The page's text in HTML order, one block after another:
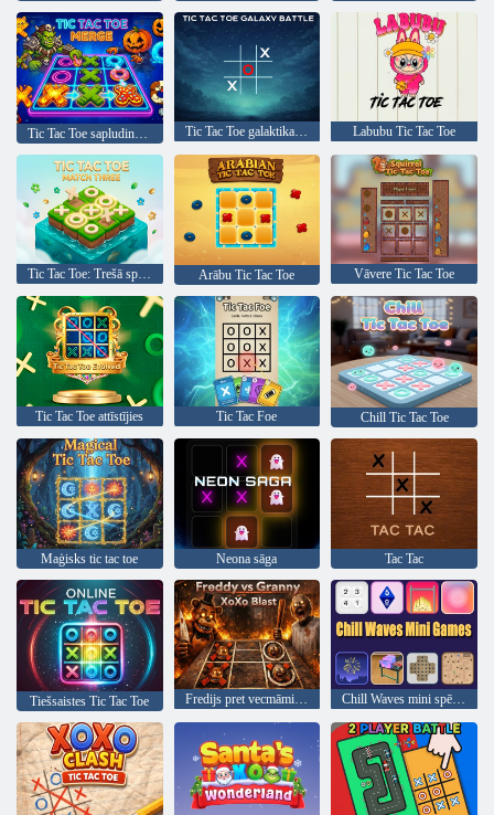
Tic Tac Toe galaktikas cīņa Labubu Tic Tac Toe
Tic Tac Toe: Trešā spēle Arābu Tic Tac Toe Vāvere Tic Tac Toe
Tic Tac Toe attīstījies Tic Tac Foe Chill Tic Tac Toe
Maģisks tic tac toe Neona sāga Tac Tac
Tiešsaistes Tic Tac Toe Fredijs pret vecmāmiņu XoXo Blast Chill Waves mini spēles